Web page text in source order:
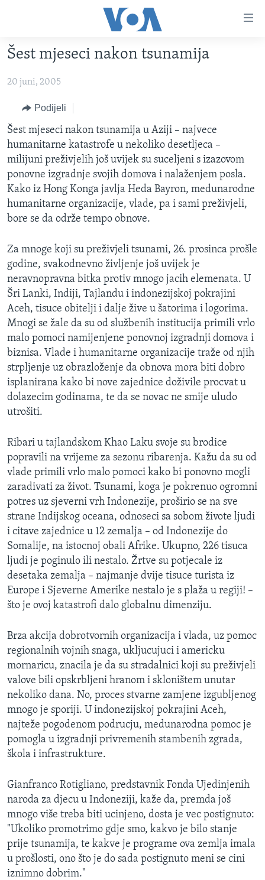
na
glavni
Pređi
navigaciju
Idi
na
pretragu
TV PROGRAM
VIDEO
FOTOGRAFIJE DANA
VIJESTI
SJEDINJENE AMERIČKE DRŽAVE
BOSNA I HERCEGOVINA
SVIJET
NAUKA I TEHNOLOGIJA
SPECIJALNI PROJEKTI
KORUPCIJA
SLOBODA MEDIJA
IZBJEGLIČKA STRANA
MAGAZIN
O GLASU AMERIKE
Learning English
PRATITE NAS
Jezici
Šest mjeseci nakon tsunamija
20 juni, 2005
Podijeli
Šest mjeseci nakon tsunamija u Aziji – najvece
humanitarne katastrofe u nekoliko desetljeca –
milijuni preživjelih još uvijek su suceljeni s izazovom
ponovne izgradnje svojih domova i nalaženjem posla.
Kako iz Hong Konga javlja Heda Bayron, medunarodne
humanitarne organizacije, vlade, pa i sami preživjeli,
bore se da održe tempo obnove.
Za mnoge koji su preživjeli tsunami, 26. prosinca prošle
godine, svakodnevno življenje još uvijek je
neravnopravna bitka protiv mnogo jacih elemenata. U
Šri Lanki, Indiji, Tajlandu i indonezijskoj pokrajini
Aceh, tisuce obitelji i dalje žive u šatorima i logorima.
Mnogi se žale da su od službenih institucija primili vrlo
malo pomoci namijenjene ponovnoj izgradnji domova i
biznisa. Vlade i humanitarne organizacije traže od njih
strpljenje uz obrazloženje da obnova mora biti dobro
isplanirana kako bi nove zajednice doživile procvat u
dolazecim godinama, te da se novac ne smije uludo
utrošiti.
Ribari u tajlandskom Khao Laku svoje su brodice
popravili na vrijeme za sezonu ribarenja. Kažu da su od
vlade primili vrlo malo pomoci kako bi ponovno mogli
zaradivati za život. Tsunami, koga je pokrenuo ogromni
potres uz sjeverni vrh Indonezije, proširio se na sve
strane Indijskog oceana, odnoseci sa sobom živote ljudi
i citave zajednice u 12 zemalja – od Indonezije do
Somalije, na istocnoj obali Afrike. Ukupno, 226 tisuca
ljudi je poginulo ili nestalo. Žrtve su potjecale iz
desetaka zemalja – najmanje dvije tisuce turista iz
Europe i Sjeverne Amerike nestalo je s plaža u regiji! –
što je ovoj katastrofi dalo globalnu dimenziju.
Brza akcija dobrotvornih organizacija i vlada, uz pomoc
regionalnih vojnih snaga, ukljucujuci i americku
mornaricu, znacila je da su stradalnici koji su preživjeli
valove bili opskrbljeni hranom i skloništem unutar
nekoliko dana. No, proces stvarne zamjene izgubljenog
mnogo je sporiji. U indonezijskoj pokrajini Aceh,
najteže pogodenom podrucju, medunarodna pomoc je
pomogla u izgradnji privremenih stambenih zgrada,
škola i infrastrukture.
Gianfranco Rotigliano, predstavnik Fonda Ujedinjenih
naroda za djecu u Indoneziji, kaže da, premda još
mnogo više treba biti ucinjeno, dosta je vec postignuto:
"Ukoliko promotrimo gdje smo, kakvo je bilo stanje
prije tsunamija, te kakve je programe ova zemlja imala
u prošlosti, ono što je do sada postignuto meni se cini
iznimno dobrim."